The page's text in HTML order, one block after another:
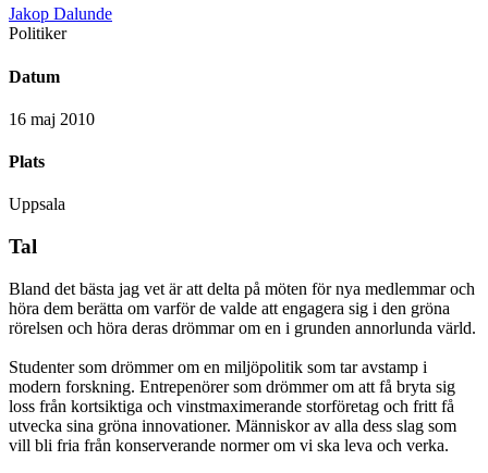
Jakop Dalunde
Politiker
Datum
16 maj 2010
Plats
Uppsala
Tal
Bland det bästa jag vet är att delta på möten för nya medlemmar och
höra dem berätta om varför de valde att engagera sig i den gröna
rörelsen och höra deras drömmar om en i grunden annorlunda värld.
Studenter som drömmer om en miljöpolitik som tar avstamp i
modern forskning. Entrepenörer som drömmer om att få bryta sig
loss från kortsiktiga och vinstmaximerande storföretag och fritt få
utvecka sina gröna innovationer. Människor av alla dess slag som
vill bli fria från konserverande normer om vi ska leva och verka.